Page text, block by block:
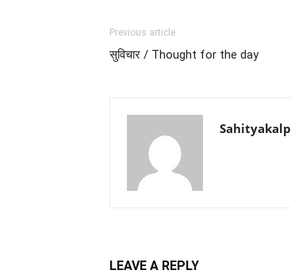
Previous article
सुविचार / Thought for the day
Sahityakalp
LEAVE A REPLY